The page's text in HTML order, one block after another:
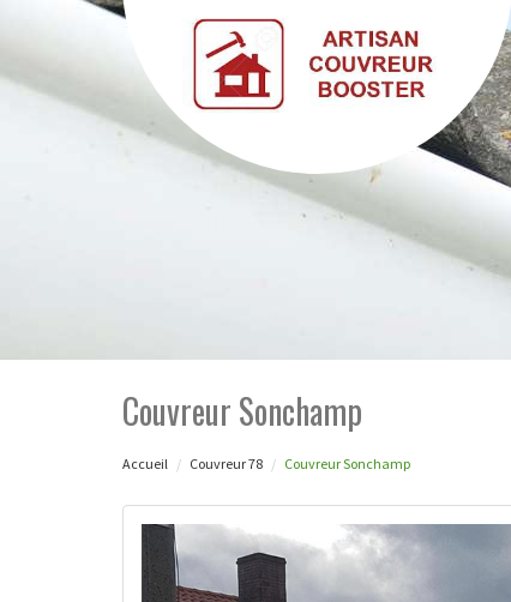
Couvreur Sonchamp
Accueil Couvreur 78 Couvreur Sonchamp